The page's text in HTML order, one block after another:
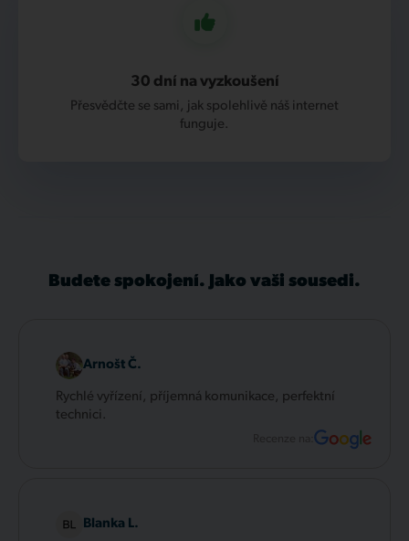
30 dní na vyzkoušení
Přesvědčte se sami, jak spolehlivě náš internet
funguje.
Budete spokojení. Jako vaši sousedi.
Arnošt Č.
Rychlé vyřízení, příjemná komunikace, perfektní
technici.
Recenze na:
Blanka L.